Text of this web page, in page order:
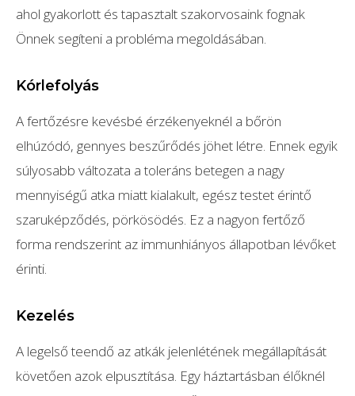
ahol gyakorlott és tapasztalt szakorvosaink fognak
Önnek segíteni a probléma megoldásában.
Kórlefolyás
A fertőzésre kevésbé érzékenyeknél a bőrön
elhúzódó, gennyes beszűrődés jöhet létre. Ennek egyik
súlyosabb változata a toleráns betegen a nagy
mennyiségű atka miatt kialakult, egész testet érintő
szaruképződés, pörkösödés. Ez a nagyon fertőző
forma rendszerint az immunhiányos állapotban lévőket
érinti.
Kezelés
A legelső teendő az atkák jelenlétének megállapítását
követően azok elpusztítása. Egy háztartásban élőknél